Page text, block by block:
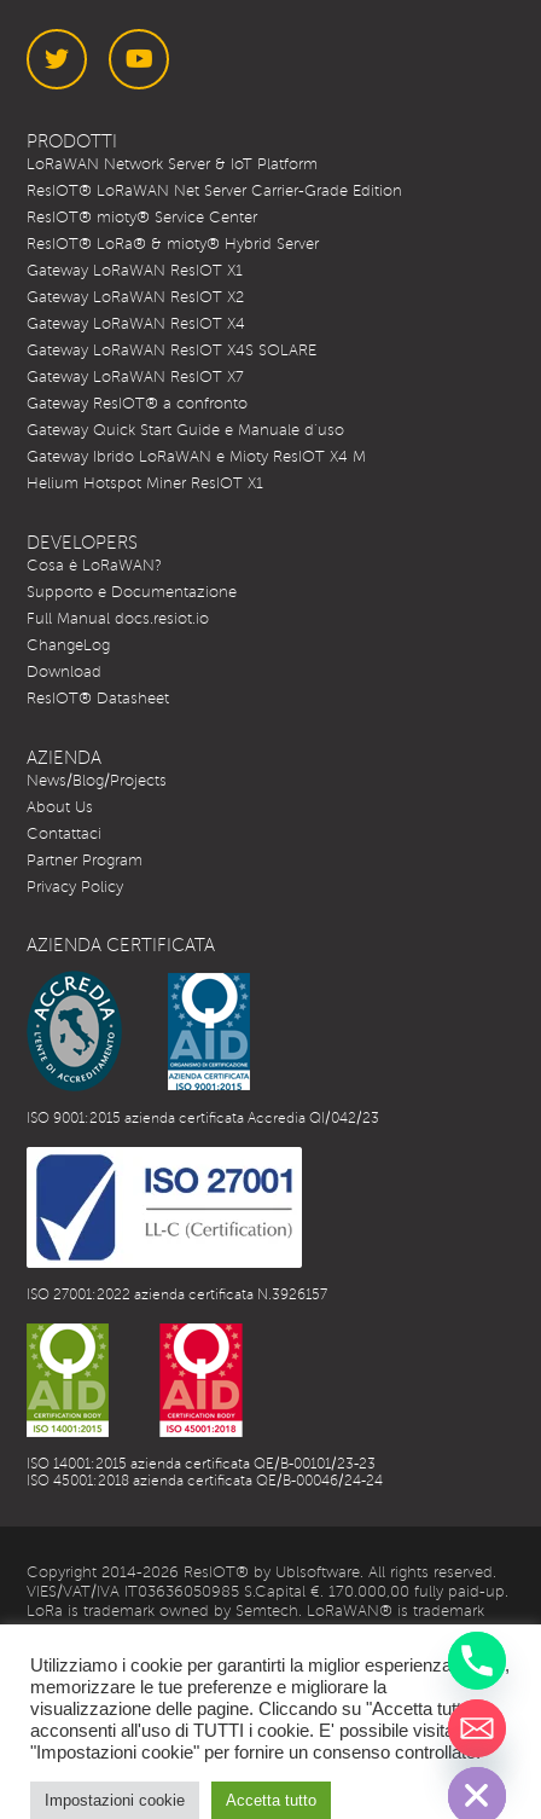
PRODOTTI
LoRaWAN Network Server & IoT Platform
ResIOT® LoRaWAN Net Server Carrier-Grade Edition
ResIOT® mioty® Service Center
ResIOT® LoRa® & mioty® Hybrid Server
Gateway LoRaWAN ResIOT X1
Gateway LoRaWAN ResIOT X2
Gateway LoRaWAN ResIOT X4
Gateway LoRaWAN ResIOT X4S SOLARE
Gateway LoRaWAN ResIOT X7
Gateway ResIOT® a confronto
Gateway Quick Start Guide e Manuale d’uso
Gateway Ibrido LoRaWAN e Mioty ResIOT X4 M
Helium Hotspot Miner ResIOT X1
DEVELOPERS
Cosa è LoRaWAN?
Supporto e Documentazione
Full Manual docs.resiot.io
ChangeLog
Download
ResIOT® Datasheet
AZIENDA
News/Blog/Projects
About Us
Contattaci
Partner Program
Privacy Policy
AZIENDA CERTIFICATA
ISO 9001:2015 azienda certificata Accredia QI/042/23
ISO 27001:2022 azienda certificata N.3926157
ISO 14001:2015 azienda certificata QE/B-00101/23-23
ISO 45001:2018 azienda certificata QE/B-00046/24-24
Copyright 2014-2026 ResIOT® by Ublsoftware. All rights reserved.
VIES/VAT/IVA IT03636050985 S.Capital €. 170.000,00 fully paid-up.
LoRa is trademark owned by Semtech. LoRaWAN® is trademark
owned by LoRa Alliance
Utilizziamo i cookie per garantirti la miglior esperienza utente,
memorizzare le tue preferenze e migliorare la
visualizzazione delle pagine. Cliccando su "Accetta tutto",
acconsenti all'uso di TUTTI i cookie. E' possibile visitare
"Impostazioni cookie" per fornire un consenso controllato.
Impostazioni cookie Accetta tutto
Hide
chaty